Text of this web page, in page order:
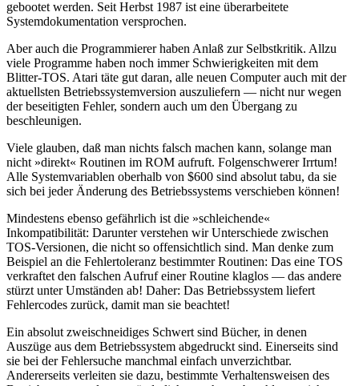
gebootet werden. Seit Herbst 1987 ist eine überarbeitete
Systemdokumentation versprochen.
Aber auch die Programmierer haben Anlaß zur Selbstkritik. Allzu
viele Programme haben noch immer Schwierigkeiten mit dem
Blitter-TOS. Atari täte gut daran, alle neuen Computer auch mit der
aktuellsten Betriebssystemversion auszuliefern — nicht nur wegen
der beseitigten Fehler, sondern auch um den Übergang zu
beschleunigen.
Viele glauben, daß man nichts falsch machen kann, solange man
nicht »direkt« Routinen im ROM aufruft. Folgenschwerer Irrtum!
Alle Systemvariablen oberhalb von $600 sind absolut tabu, da sie
sich bei jeder Änderung des Betriebssystems verschieben können!
Mindestens ebenso gefährlich ist die »schleichende«
Inkompatibilität: Darunter verstehen wir Unterschiede zwischen
TOS-Versionen, die nicht so offensichtlich sind. Man denke zum
Beispiel an die Fehlertoleranz bestimmter Routinen: Das eine TOS
verkraftet den falschen Aufruf einer Routine klaglos — das andere
stürzt unter Umständen ab! Daher: Das Betriebssystem liefert
Fehlercodes zurück, damit man sie beachtet!
Ein absolut zweischneidiges Schwert sind Bücher, in denen
Auszüge aus dem Betriebssystem abgedruckt sind. Einerseits sind
sie bei der Fehlersuche manchmal einfach unverzichtbar.
Andererseits verleiten sie dazu, bestimmte Verhaltensweisen des